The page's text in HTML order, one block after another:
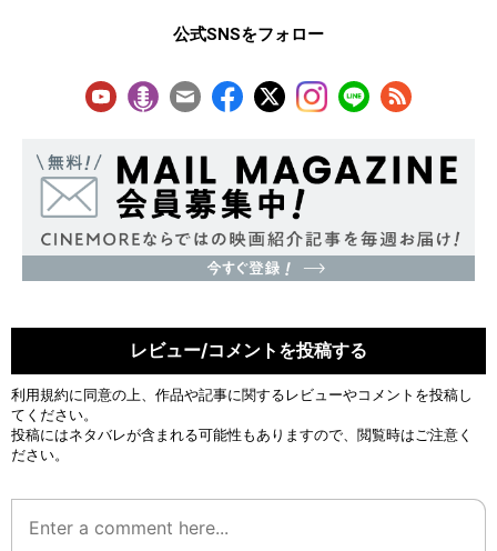
公式SNSをフォロー
レビュー/コメントを投稿する
利用規約に同意の上、作品や記事に関するレビューやコメントを投稿し
てください。
投稿にはネタバレが含まれる可能性もありますので、閲覧時はご注意く
ださい。